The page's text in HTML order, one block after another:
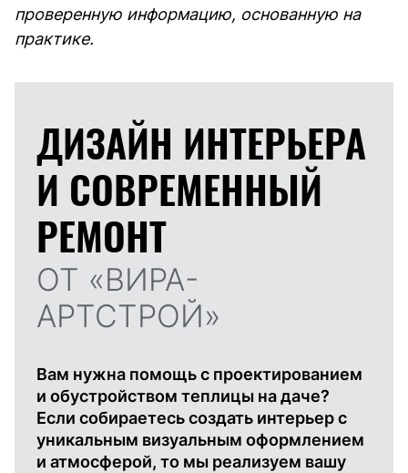
проверенную информацию, основанную на
практике.
ДИЗАЙН ИНТЕРЬЕРА
И СОВРЕМЕННЫЙ
РЕМОНТ
ОТ «ВИРА-
АРТСТРОЙ»
Вам нужна помощь с проектированием
и обустройством теплицы на даче?
Если собираетесь создать интерьер с
уникальным визуальным оформлением
и атмосферой, то мы реализуем вашу